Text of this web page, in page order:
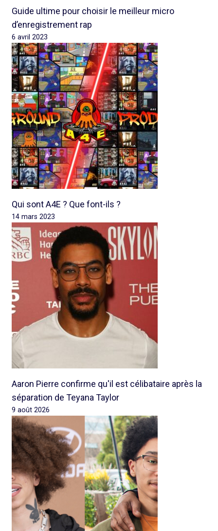
Guide ultime pour choisir le meilleur micro
d’enregistrement rap
6 avril 2023
Qui sont A4E ? Que font-ils ?
14 mars 2023
Aaron Pierre confirme qu'il est célibataire après la
séparation de Teyana Taylor
9 août 2026